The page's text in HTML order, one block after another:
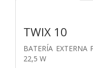
TWIX 10
BATERÍA EXTERNA
22,5 W